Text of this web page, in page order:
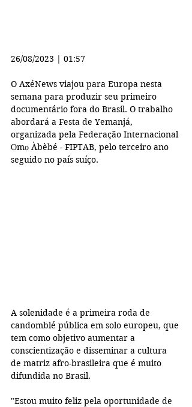
26/08/2023 | 01:57
O AxéNews viajou para Europa nesta
semana para produzir seu primeiro
documentário fora do Brasil. O trabalho
abordará a Festa de Yemanjá,
organizada pela Federação Internacional
Ọmọ Àbèbé - FIPTAB, pelo terceiro ano
seguido no país suíço.
A solenidade é a primeira roda de
candomblé pública em solo europeu, que
tem como objetivo aumentar a
conscientização e disseminar a cultura
de matriz afro-brasileira que é muito
difundida no Brasil.
"Estou muito feliz pela oportunidade de